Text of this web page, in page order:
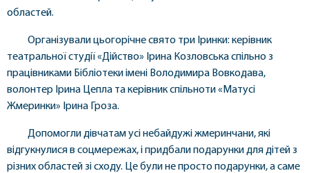
областей.
Організували цьогорічне свято три Іринки: керівник
театральної студії «Дійство» Ірина Козловська спільно з
працівниками Бібліотеки імені Володимира Вовкодава,
волонтер Ірина Цепла та керівник спільноти «Матусі
Жмеринки» Ірина Гроза.
Допомогли дівчатам усі небайдужі жмеринчани, які
відгукнулися в соцмережах, і придбали подарунки для дітей з
різних областей зі сходу. Це були не просто подарунки, а саме